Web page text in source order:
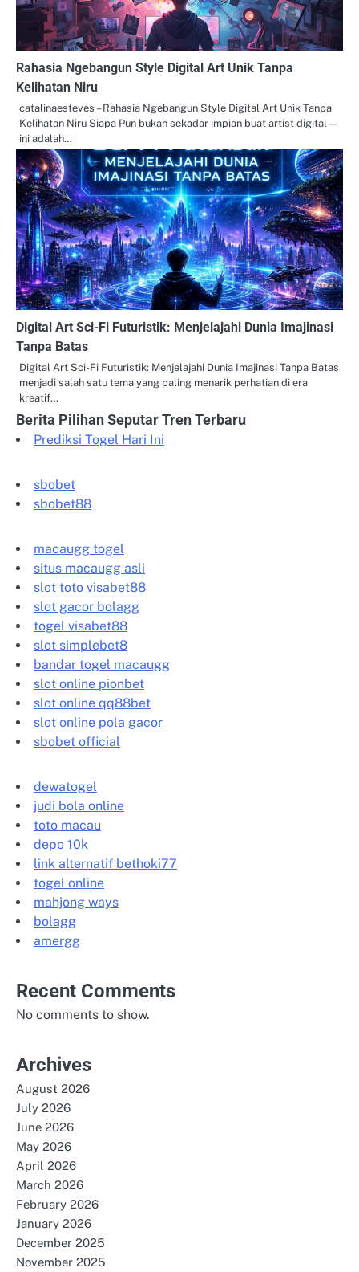
Rahasia Ngebangun Style Digital Art Unik Tanpa
Kelihatan Niru
catalinaesteves – Rahasia Ngebangun Style Digital Art Unik Tanpa
Kelihatan Niru Siapa Pun bukan sekadar impian buat artist digital—
ini adalah…
Digital Art Sci-Fi Futuristik: Menjelajahi Dunia Imajinasi
Tanpa Batas
Digital Art Sci-Fi Futuristik: Menjelajahi Dunia Imajinasi Tanpa Batas
menjadi salah satu tema yang paling menarik perhatian di era
kreatif…
Berita Pilihan Seputar Tren Terbaru
Prediksi Togel Hari Ini
sbobet
sbobet88
macaugg togel
situs macaugg asli
slot toto visabet88
slot gacor bolagg
togel visabet88
slot simplebet8
bandar togel macaugg
slot online pionbet
slot online qq88bet
slot online pola gacor
sbobet official
dewatogel
judi bola online
toto macau
depo 10k
link alternatif bethoki77
togel online
mahjong ways
bolagg
amergg
Recent Comments
No comments to show.
Archives
August 2026
July 2026
June 2026
May 2026
April 2026
March 2026
February 2026
January 2026
December 2025
November 2025